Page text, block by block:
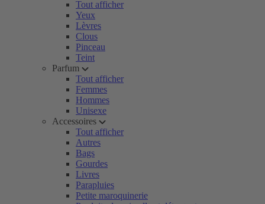
Tout afficher
Yeux
Lèvres
Clous
Pinceau
Teint
Parfum
Tout afficher
Femmes
Hommes
Unisexe
Accessoires
Tout afficher
Autres
Bags
Gourdes
Livres
Parapluies
Petite maroquinerie